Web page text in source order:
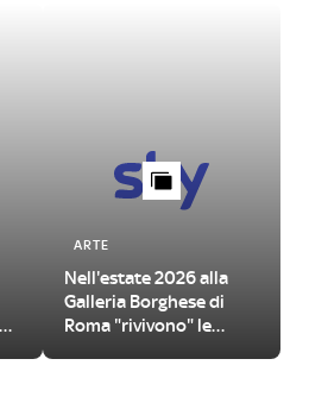
ARTE
Nell'estate 2026 alla
Galleria Borghese di
Roma "rivivono" le